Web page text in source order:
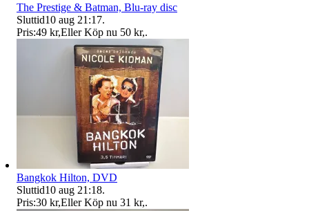
The Prestige & Batman, Blu-ray disc
Sluttid10 aug 21:17.
Pris:49 kr,Eller Köp nu 50 kr,.
Bangkok Hilton, DVD
Sluttid10 aug 21:18.
Pris:30 kr,Eller Köp nu 31 kr,.